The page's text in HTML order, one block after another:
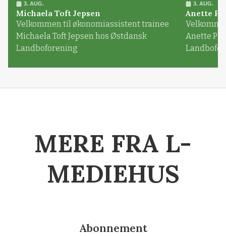
3. AUG.
Michaela Toft Jepsen
Velkommen til økonomiassistent trainee
Michaela Toft Jepsen hos Østdansk
Landboforening
3. AUG.
Anette
Anette
MERE FRA L-
MEDIEHUS
Abonnement